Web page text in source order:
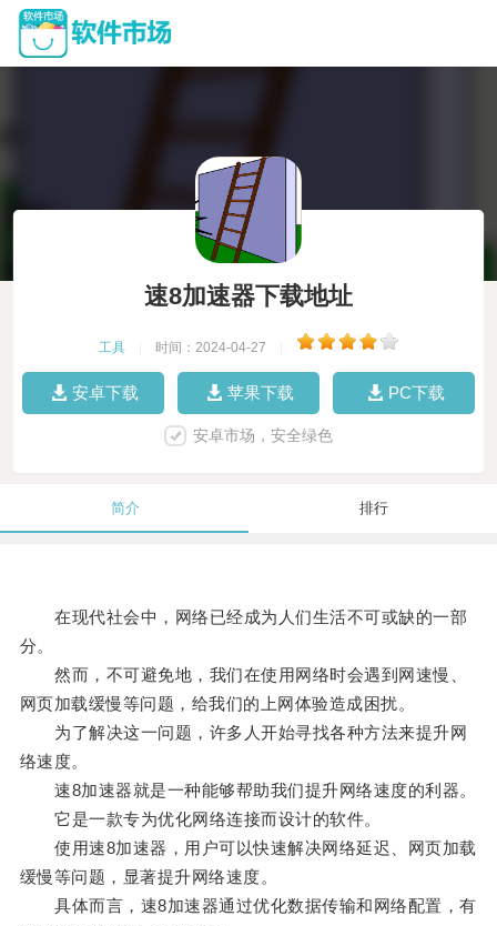
速8加速器下载地址
工具 时间：2024-04-27
安卓下载 苹果下载 PC下载
安卓市场，安全绿色
简介 排行
在现代社会中，网络已经成为人们生活不可或缺的一部
分。
然而，不可避免地，我们在使用网络时会遇到网速慢、
网页加载缓慢等问题，给我们的上网体验造成困扰。
为了解决这一问题，许多人开始寻找各种方法来提升网
络速度。
速8加速器就是一种能够帮助我们提升网络速度的利器。
它是一款专为优化网络连接而设计的软件。
使用速8加速器，用户可以快速解决网络延迟、网页加载
缓慢等问题，显著提升网络速度。
具体而言，速8加速器通过优化数据传输和网络配置，有